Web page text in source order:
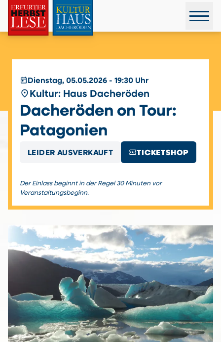
today Dienstag, 05.05.2026 - 19:30 Uhr
place Kultur: Haus Dacheröden
Dacheröden on Tour:
Patagonien
LEIDER AUSVERKAUFT local_activityTICKETSHOP
Der Einlass beginnt in der Regel 30 Minuten vor
Veranstaltungsbeginn.